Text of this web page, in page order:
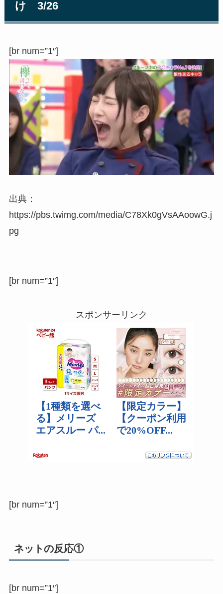
け 3/26
[br num=”1″]
出典：
https://pbs.twimg.com/media/C78Xk0gVsAAoowG.j
pg
[br num=”1″]
スポンサーリンク
[br num=”1″]
ネットの反応①
[br num=”1″]